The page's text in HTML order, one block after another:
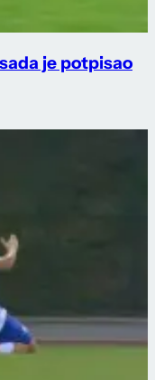
je potpisao